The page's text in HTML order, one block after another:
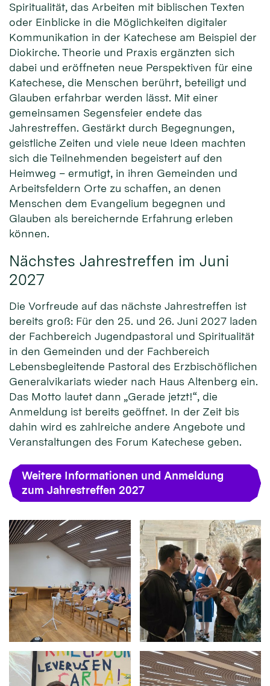
Spiritualität, das Arbeiten mit biblischen Texten
oder Einblicke in die Möglichkeiten digitaler
Kommunikation in der Katechese am Beispiel der
Diokirche. Theorie und Praxis ergänzten sich
dabei und eröffneten neue Perspektiven für eine
Katechese, die Menschen berührt, beteiligt und
Glauben erfahrbar werden lässt. Mit einer
gemeinsamen Segensfeier endete das
Jahrestreffen. Gestärkt durch Begegnungen,
geistliche Zeiten und viele neue Ideen machten
sich die Teilnehmenden begeistert auf den
Heimweg – ermutigt, in ihren Gemeinden und
Arbeitsfeldern Orte zu schaffen, an denen
Menschen dem Evangelium begegnen und
Glauben als bereichernde Erfahrung erleben
können.
Nächstes Jahrestreffen im Juni
2027
Die Vorfreude auf das nächste Jahrestreffen ist
bereits groß: Für den 25. und 26. Juni 2027 laden
der Fachbereich Jugendpastoral und Spiritualität
in den Gemeinden und der Fachbereich
Lebensbegleitende Pastoral des Erzbischöflichen
Generalvikariats wieder nach Haus Altenberg ein.
Das Motto lautet dann „Gerade jetzt!“, die
Anmeldung ist bereits geöffnet. In der Zeit bis
dahin wird es zahlreiche andere Angebote und
Veranstaltungen des Forum Katechese geben.
Weitere Informationen und Anmeldung
zum Jahrestreffen 2027